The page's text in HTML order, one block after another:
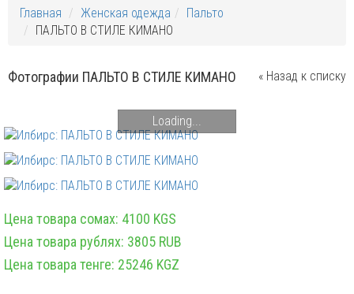
Главная Женская одежда
Пальто
ПАЛЬТО В СТИЛЕ КИМАНО
Фотографии ПАЛЬТО В СТИЛЕ КИМАНО « Назад к списку
Loading...
Цена товара сомах: 4100 KGS
Цена товара рублях: 3805 RUB
Цена товара тенге: 25246 KGZ